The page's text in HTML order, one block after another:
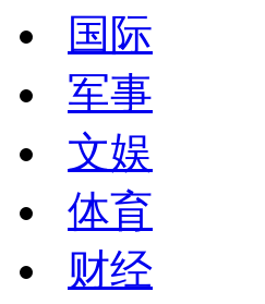
国际
军事
文娱
体育
财经